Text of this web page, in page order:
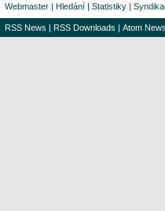
Webmaster | Hledání | Statistiky |
RSS News | RSS Downloads | Atom News